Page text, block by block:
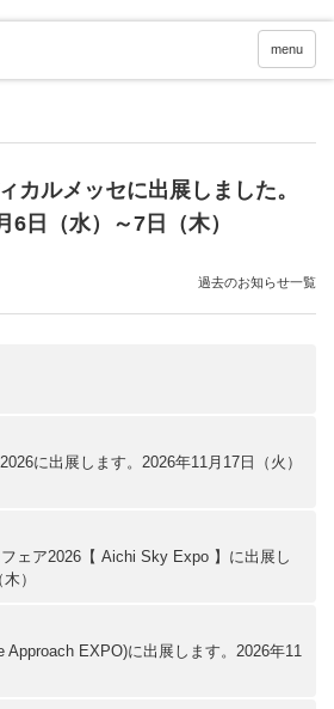
menu
カルメッセに出展しました。
6日（水）～7日（木）
に出展します。2026年11月17日（火）
ェア2026【 Aichi Sky Expo 】に出展し
）
Approach EXPO)に出展します。2026年11
過去のお知らせ一覧